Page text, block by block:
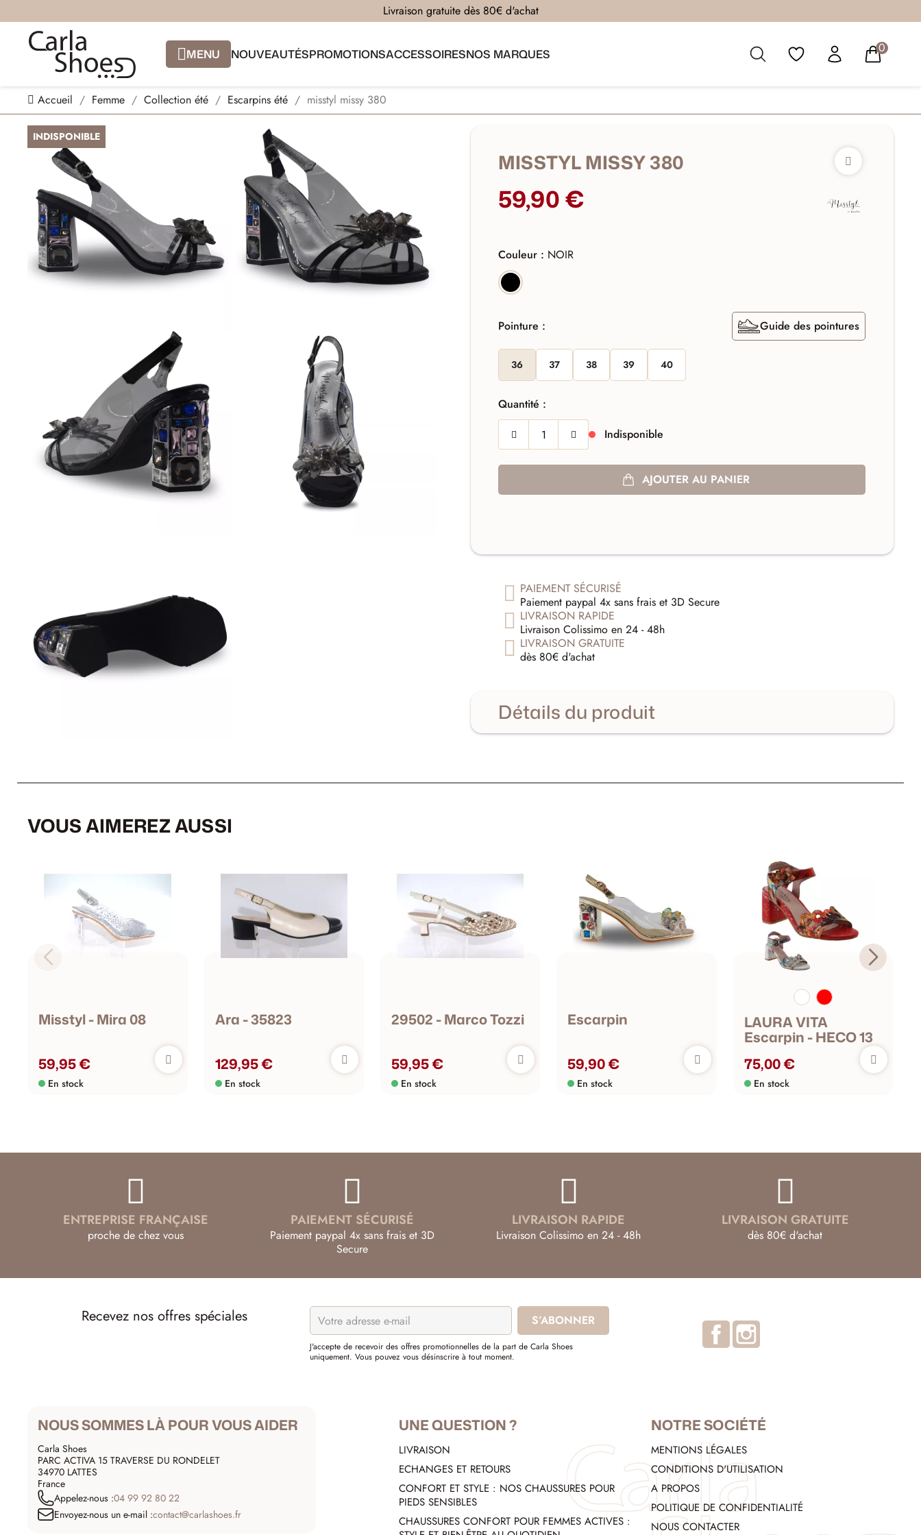
Livraison gratuite dès 80€ d'achat
MENU NOUVEAUTÉSPROMOTIONSACCESSOIRESNOS MARQUES 0
Accueil Femme Collection été Escarpins été misstyl missy 380
INDISPONIBLE
MISSTYL MISSY 380
59,90 €
Couleur : NOIR
NOIR
Pointure : Guide des pointures
36 37 38 39 40
Quantité :
Indisponible
AJOUTER AU PANIER
PAIEMENT SÉCURISÉ
Paiement paypal 4x sans frais et 3D Secure
LIVRAISON RAPIDE
Livraison Colissimo en 24 - 48h
LIVRAISON GRATUITE
dès 80€ d'achat
Détails du produit
VOUS AIMEREZ AUSSI
Misstyl - Mira 08
59,95 €
En stock
Ara - 35823
129,95 €
En stock
29502 - Marco Tozzi
59,95 €
En stock
Escarpin
59,90 €
En stock
LAURA VITA
Escarpin - HECO 13
75,00 €
En stock
ENTREPRISE FRANÇAISE
proche de chez vous
PAIEMENT SÉCURISÉ
Paiement paypal 4x sans frais et 3D
Secure
LIVRAISON RAPIDE
Livraison Colissimo en 24 - 48h
LIVRAISON GRATUITE
dès 80€ d'achat
Recevez nos offres spéciales
J'accepte de recevoir des offres promotionnelles de la part de Carla Shoes
uniquement. Vous pouvez vous désinscrire à tout moment.
Facebook
NOUS SOMMES LÀ POUR VOUS AIDER
Carla Shoes
PARC ACTIVA 15 TRAVERSE DU RONDELET
34970 LATTES
France
Appelez-nous :04 99 92 80 22
Envoyez-nous un e-mail :contact@carlashoes.fr
UNE QUESTION ?
LIVRAISON
ECHANGES ET RETOURS
CONFORT ET STYLE : NOS CHAUSSURES POUR
PIEDS SENSIBLES
CHAUSSURES CONFORT POUR FEMMES ACTIVES :
NOTRE SOCIÉTÉ
MENTIONS LÉGALES
CONDITIONS D'UTILISATION
A PROPOS
POLITIQUE DE CONFIDENTIALITÉ
NOUS CONTACTER